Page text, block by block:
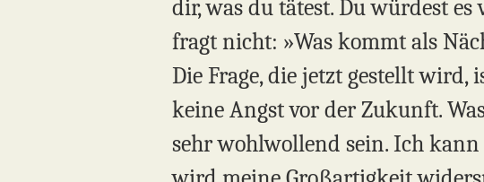
dir, was du tätest. Du würdest
fragt nicht: »Was kommt als
Die Frage, die jetzt gestellt wird,
keine Angst vor der Zukunft.
sehr wohlwollend sein. Ich